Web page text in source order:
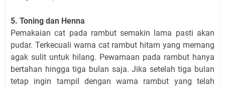
5. Toning dan Henna
Pemakaian cat pada rambut semakin lama pasti akan
pudar. Terkecuali warna cat rambut hitam yang memang
agak sulit untuk hilang. Pewarnaan pada rambut hanya
bertahan hingga tiga bulan saja. Jika setelah tiga bulan
tetap ingin tampil dengan warna rambut yang telah